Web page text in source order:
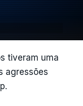
tiveram uma
agressões